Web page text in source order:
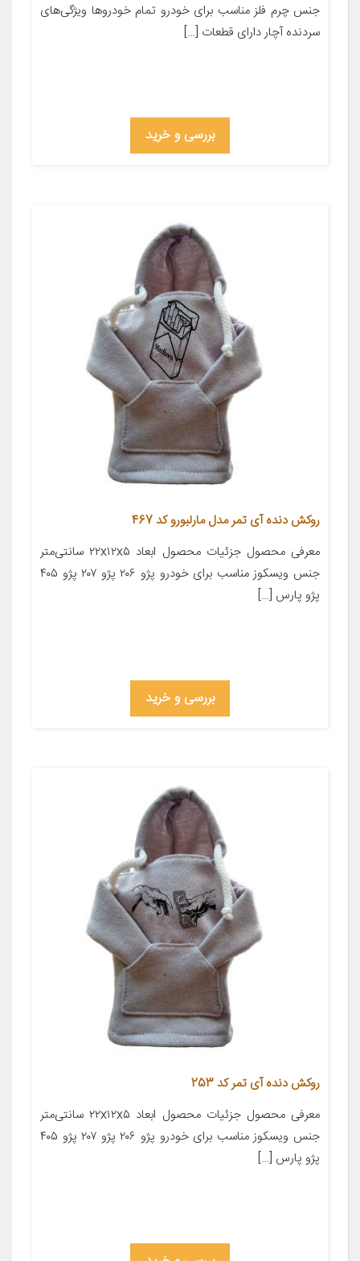
جنس چرم فلز مناسب برای خودرو تمام خودروها ویژگی‌های
سردنده آچار دارای قطعات […]
بررسی و خرید
روکش دنده آی تمر مدل مارلبورو کد 467
معرفی محصول جزئیات محصول ابعاد ۲۲x۱۲x۵ سانتی‌متر
جنس ویسکوز مناسب برای خودرو پژو ۲۰۶ پژو ۲۰۷ پژو ۴۰۵
پژو پارس […]
بررسی و خرید
روکش دنده آی تمر کد 253
معرفی محصول جزئیات محصول ابعاد ۲۲x۱۲x۵ سانتی‌متر
جنس ویسکوز مناسب برای خودرو پژو ۲۰۶ پژو ۲۰۷ پژو ۴۰۵
پژو پارس […]